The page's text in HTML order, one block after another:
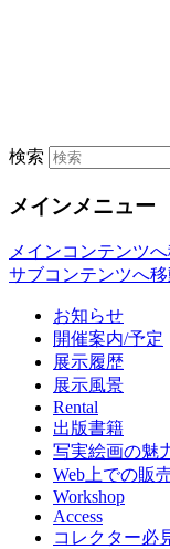
検索
メインメニュー
メインコンテンツ
サブコンテンツへ移
お知らせ
開催案内/予定
展示履歴
展示風景
Rental
出版書籍
写実絵画の魅
Web上での販
Workshop
Access
コレクター必